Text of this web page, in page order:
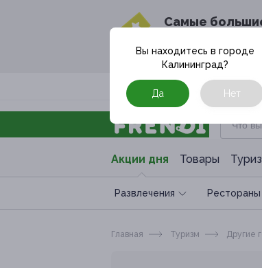
Cамые
в твоём
Москва
Акции дня Товары
Развлечения
Вы находитесь в городе
Калининград?
Да Нет
Главная Туризм Другие